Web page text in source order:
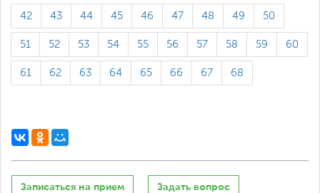
42 43 44 45 46 47 48 49 50
51 52 53 54 55 56 57 58 59 60
61 62 63 64 65 66 67 68
Записаться на прием Задать вопрос